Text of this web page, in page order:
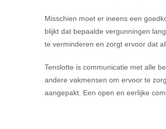
Misschien moet er ineens een
blijkt dat bepaalde vergunningen
te verminderen en zorgt ervoor dat
Tenslotte is communicatie met alle
andere vakmensen om ervoor te
aangepakt. Een open en eerlijke